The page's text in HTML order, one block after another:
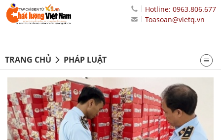
Hotline: 0963.806.677
Toasoan@vietq.vn
TRANG CHỦ PHÁP LUẬT